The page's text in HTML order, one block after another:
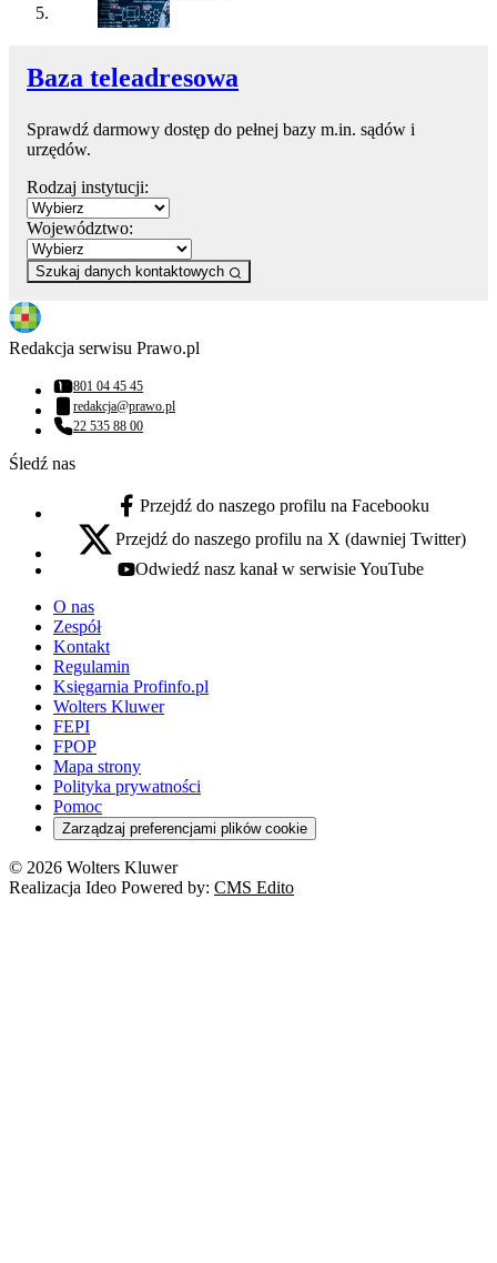
Baza teleadresowa
Sprawdź darmowy dostęp do pełnej bazy m.in. sądów i
urzędów.
Rodzaj instytucji:
Województwo:
Szukaj danych kontaktowych
Redakcja serwisu Prawo.pl
Numer telefonu:
801 04 45 45
Adres email:
redakcja@prawo.pl
Numer telefonu:
22 535 88 00
Śledź nas
facebook - otwiera się w nowej karcie
Przejdź do naszego profilu na Facebooku
x - otwiera się w nowej karcie
Przejdź do naszego profilu na X (dawniej Twitter)
youtube - otwiera się w nowej karcie
Odwiedź nasz kanał w serwisie YouTube
O nas
Zespół
Kontakt
Regulamin
Księgarnia Profinfo.pl
Wolters Kluwer
FEPI
FPOP
Mapa strony
Polityka prywatności
Pomoc
Zarządzaj preferencjami plików cookie
© 2026 Wolters Kluwer
Realizacja Ideo Powered by: CMS Edito